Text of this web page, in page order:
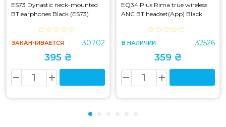
ES73 Dynastic neck-mounted
BT earphones Black (ES73)
ЗАКАНЧИВАЕТСЯ 30702
395 ₴
EQ34 Plus Rima true wireless
ANC BT headset(App) Black
В НАЛИЧИИ 32526
359 ₴